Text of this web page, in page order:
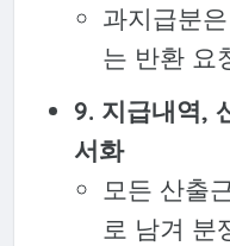
과지급분
는 반환 요
9. 지급내역,
서화
모든 산출
로 남겨 분